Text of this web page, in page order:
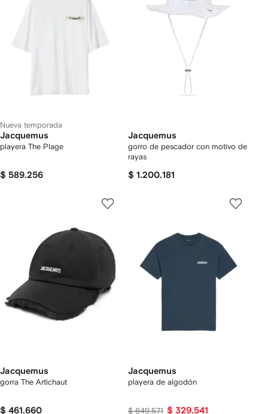
Nueva temporada
Jacquemus
playera The Plage
$ 589.256
Jacquemus
gorro de pescador con motivo de
rayas
$ 1.200.181
Jacquemus
gorra The Artichaut
$ 461.660
Jacquemus
playera de algodón
$ 649.571 $ 329.541